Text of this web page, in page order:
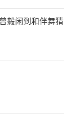
毅闲到和伴舞猜